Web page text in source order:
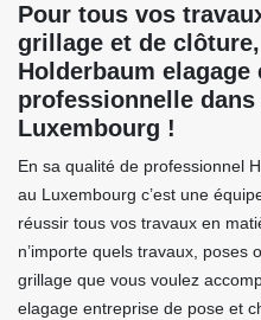
Pour tous vos
grillage et de
Holderbaum elagage
professionnelle dans
Luxembourg !
En sa qualité de professionnel
au Luxembourg c’est une
réussir tous vos travaux en
n’importe quels travaux, poses
grillage que vous voulez
elagage entreprise de pose et